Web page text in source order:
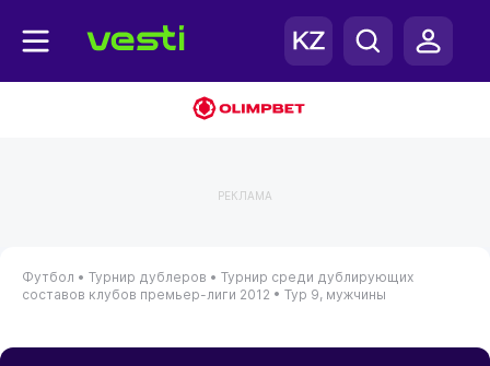
РЕКЛАМА
Футбол • Турнир дублеров • Турнир среди дублирующих
составов клубов премьер-лиги 2012 • Тур 9, мужчины